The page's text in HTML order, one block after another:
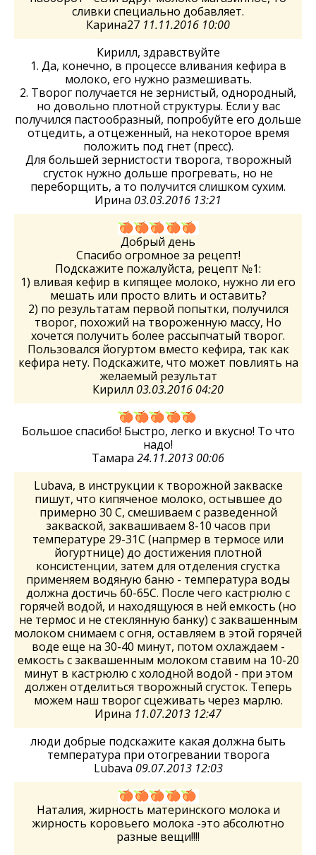
сливки специально добавляет.
Карина27 11.11.2016 10:00
Кирилл, здравствуйте
1. Да, конечно, в процессе вливания кефира в
молоко, его нужно размешивать.
2. Творог получается не зернистый, однородный,
но довольно плотной структуры. Если у вас
получился пастообразный, попробуйте его дольше
отцедить, а отцеженный, на некоторое время
положить под гнет (пресс).
Для большей зернистости творога, творожный
сгусток нужно дольше прогревать, но не
переборщить, а то получится слишком сухим.
Ирина 03.03.2016 13:21
Добрый день
Спасибо огромное за рецепт!
Подскажите пожалуйста, рецепт №1:
1) вливая кефир в кипящее молоко, нужно ли его
мешать или просто влить и оставить?
2) по результатам первой попытки, получился
творог, похожий на твороженную массу, Но
хочется получить более рассыпчатый творог.
Пользовался йогуртом вместо кефира, так как
кефира нету. Подскажите, что может повлиять на
желаемый результат
Кирилл 03.03.2016 04:20
Большое спасибо! Быстро, легко и вкусно! То что
надо!
Тамара 24.11.2013 00:06
Lubava, в инструкции к творожной закваске
пишут, что кипяченое молоко, остывшее до
примерно 30 С, смешиваем с разведенной
закваской, заквашиваем 8-10 часов при
температуре 29-31С (напрмер в термосе или
йогуртнице) до достижения плотной
консистенции, затем для отделения сгустка
применяем водяную баню - температура воды
должна достичь 60-65С. После чего кастрюлю с
горячей водой, и находящуюся в ней емкость (но
не термос и не стеклянную банку) с заквашенным
молоком снимаем с огня, оставляем в этой горячей
воде еще на 30-40 минут, потом охлаждаем -
емкость с заквашенным молоком ставим на 10-20
минут в кастрюлю с холодной водой - при этом
должен отделиться творожный сгусток. Теперь
можем наш творог сцеживать через марлю.
Ирина 11.07.2013 12:47
люди добрые подскажите какая должна быть
температура при отогревании творога
Lubava 09.07.2013 12:03
Наталия, жирность материнского молока и
жирность коровьего молока -это абсолютно
разные вещи!!!!